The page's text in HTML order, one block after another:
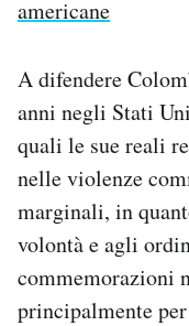
americane
A difendere
anni negli Stati
quali le sue reali
nelle violenze
marginali, in
volontà e agli
commemorazioni
principalmente